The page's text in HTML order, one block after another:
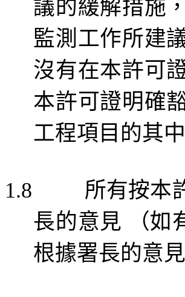
議的緩解措施
監測工作所建
沒有在本許可
本許可證明確
工程項目的其中
1.8
所有按本
長的意見
（如
根據署長的意